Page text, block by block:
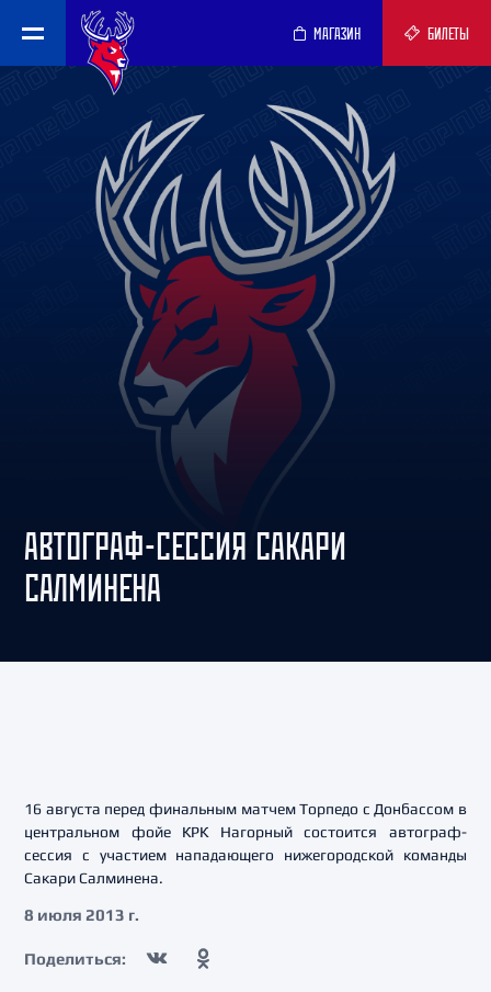
МАГАЗИН БИЛЕТЫ
АВТОГРАФ-СЕССИЯ САКАРИ
САЛМИНЕНА
16 августа перед финальным матчем Торпедо с Донбассом в
центральном фойе КРК Нагорный состоится автограф-
сессия с участием нападающего нижегородской команды
Сакари Салминена.
8 июля 2013 г.
Поделиться: